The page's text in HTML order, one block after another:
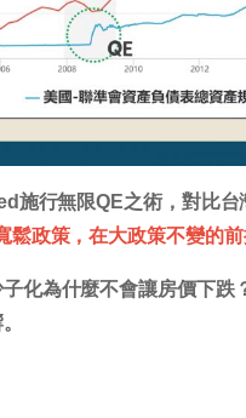
施行無限QE之術，對比
鬆政策，在大政策不變的
化為什麼不會讓房價下